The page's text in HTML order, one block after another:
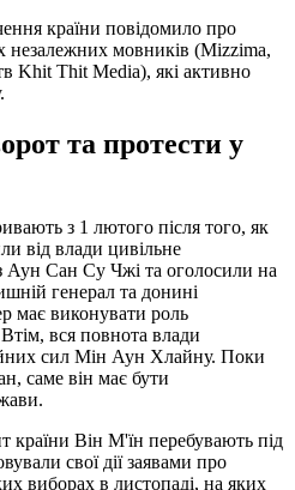
країни повідомило про
незалежних мовників (Mizzima,
Khit Thit Media), які активно
та протести у
з 1 лютого після того, як
від влади цивільне
Аун Сан Су Чжі та оголосили на
генерал та донині
має виконувати роль
вся повнота влади
сил Мін Аун Хлайну. Поки
саме він має бути
країни Він М'їн перебувають під
свої дії заявами про
виборах в листопаді, на яких